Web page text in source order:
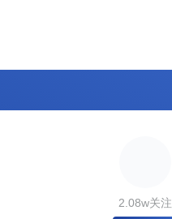
2.08w关注